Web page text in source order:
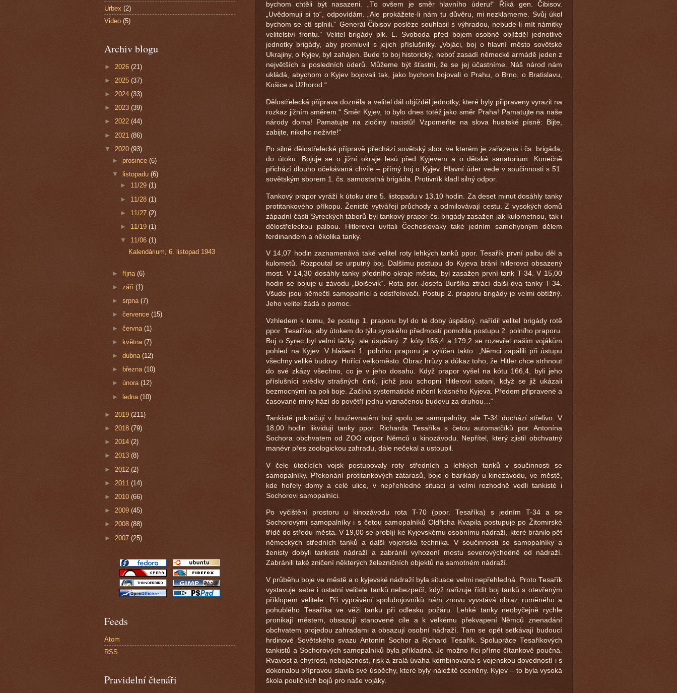
bychom chtěli být nasazeni. „To ovšem je směr hlavního úderu!“ Říká gen. Čibisov.
„Uvědomuji si to“, odpovídám. „Ale prokážete-li nám tu důvěru, mi nezklameme. Svůj úkol
bychom se ctí splnili.“ Generál Čibisov posléze souhlasil s výhradou, nebude-li mít námitky
velitelství frontu.“ Velitel brigády plk. L. Svoboda před bojem osobně objížděl jednotlivé
jednotky brigády, aby promluvil s jejich příslušníky. „Vojáci, boj o hlavní město sovětské
Ukrajiny, o Kyjev, byl zahájen. Bude to boj historický, neboť zasadí německé armádě jeden z
největších a posledních úderů. Můžeme být šťastni, že se jej účastníme. Náš národ nám
ukládá, abychom o Kyjev bojovali tak, jako bychom bojovali o Prahu, o Brno, o Bratislavu,
Košice a Užhorod.“
Dělostřelecká příprava dozněla a velitel dál objížděl jednotky, které byly připraveny vyrazit na
rozkaz jižním směrem.“ Směr Kyjev, to bylo dnes totéž jako směr Praha! Pamatujte na naše
národy doma! Pamatujte na zločiny nacistů! Vzpomeňte na slova husitské písně: Bijte,
zabijte, nikoho neživte!“
Po silné dělostřelecké přípravě přechází sovětský sbor, ve kterém je zařazena i čs. brigáda,
do útoku. Bojuje se o jižní okraje lesů před Kyjevem a o dětské sanatorium. Konečně
přichází dlouho očekávaná chvíle – přímý boj o Kyjev. Hlavní úder vede v součinnosti s 51.
sovětským sborem 1. čs. samostatná brigáda. Protivník kladl silný odpor.
Tankový prapor vyráží k útoku dne 5. listopadu v 13,10 hodin. Za deset minut dosáhly tanky
protitankového příkopu. Ženisté vytvářejí průchody a odmilovávají cestu. Z vysokých domů
západní části Syreckých táborů byl tankový prapor čs. brigády zasažen jak kulometnou, tak i
dělostřeleckou palbou. Hitlerovci uvítali Čechoslováky také jedním samohybným dělem
ferdinandem a několika tanky.
V 14,07 hodin zaznamenává také velitel roty lehkých tanků ppor. Tesařík první palbu děl a
kulometů. Rozpoutal se urputný boj. Dalšímu postupu do Kyjeva brání hitlerovci obsazený
most. V 14,30 dosáhly tanky předního okraje města, byl zasažen první tank T-34. V 15,00
hodin se bojuje u závodu „Bolševik“. Rota por. Josefa Buršíka ztrácí další dva tanky T-34.
Všude jsou němečtí samopalníci a odstřelovači. Postup 2. praporu brigády je velmi obtížný.
Jeho velitel žádá o pomoc.
Vzhledem k tomu, že postup 1. praporu byl do té doby úspěšný, nařídil velitel brigády rotě
ppor. Tesaříka, aby útokem do týlu syrského předmostí pomohla postupu 2. polního praporu.
Boj o Syrec byl velmi těžký, ale úspěšný. Z kóty 166,4 a 179,2 se rozevřel našim vojákům
pohled na Kyjev. V hlášení 1. polního praporu je vylíčen takto: „Němci zapálili při ústupu
všechny veliké budovy. Hořící velkoměsto. Obraz hrůzy a důkaz toho, že Hitler chce strhnout
do své zkázy všechno, co je v jeho dosahu. Když prapor vyšel na kótu 166,4, byli jeho
příslušníci svědky strašných činů, jichž jsou schopni Hitlerovi satani, když se již ukázali
bezmocnými na poli boje. Začíná systematické ničení krásného Kyjeva. Předem připravené a
časované miny hází do povětří jednu vyznačenou budovu za druhou…“
Tankisté pokračují v houževnatém boji spolu se samopalníky, ale T-34 dochází střelivo. V
18,00 hodin likvidují tanky ppor. Richarda Tesaříka s četou automatčíků por. Antonína
Sochora obchvatem od ZOO odpor Němců u kinozávodu. Nepřítel, který zjistil obchvatný
manévr přes zoologickou zahradu, dále nečekal a ustoupil.
V čele útočících vojsk postupovaly roty středních a lehkých tanků v součinnosti se
samopalníky. Překonání protitankových zátarasů, boje o barikády u kinozávodu, ve městě,
kde hořely domy a celé ulice, v nepřehledné situaci si velmi rozhodně vedli tankisté i
Sochorovi samopalníci.
Po vyčištění prostoru u kinozávodu rota T-70 (ppor. Tesaříka) s jedním T-34 a se
Sochorovými samopalníky i s četou samopalníků Oldřicha Kvapila postupuje po Žitomirské
třídě do středu města. V 19,00 se probíjí ke Kyjevskému osobnímu nádraží, které bránilo pět
německých středních tanků a další vojenská technika. V součinnosti se samopalníky a
ženisty dobyli tankisté nádraží a zabránili vyhození mostu severovýchodně od nádraží.
Zabránili také zničení některých železničních objektů na samotném nádraží.
V průběhu boje ve městě a o kyjevské nádraží byla situace velmi nepřehledná. Proto Tesařík
vystavuje sebe i ostatní velitele tanků nebezpečí, když nařizuje řídit boj tanků s otevřeným
příklopem velitele. Při vyprávění spolubojovníků nám znovu vyvstává obraz ruměného a
pohublého Tesaříka ve věži tanku při odlesku požáru. Lehké tanky neobyčejně rychle
pronikají městem, obsazují stanovené cíle a k velkému překvapení Němců znenadání
obchvatem projedou zahradami a obsazují osobní nádraží. Tam se opět setkávají budoucí
hrdinové Sovětského svazu Antonín Sochor a Richard Tesařík. Spolupráce Tesaříkových
tankistů a Sochorových samopalníků byla příkladná. Je možno říci přímo čítankově poučná.
Rvavost a chytrost, nebojácnost, risk a zralá úvaha kombinovaná s vojenskou dovedností i s
dokonalou přípravou slavila své úspěchy, které byly náležitě oceněny. Kyjev – to byla vysoká
škola pouličních bojů pro naše vojáky.
Urbex (2)
Video (5)
Archiv blogu
► 2026 (21)
► 2025 (37)
► 2024 (33)
► 2023 (39)
► 2022 (44)
► 2021 (86)
▼ 2020 (93)
► prosince(6)
▼
listopadu(6)
► 11/29 (1)
► 11/28 (1)
► 11/27 (2)
► 11/19 (1)
▼ 11/06 (1)
Kalendárium, 6. listopad 1943
►října(6)
►září(1)
►srpna(7)
►července(15)
►června(1)
►
května(7)
►dubna(12)
►
března(10)
►února(12)
► ledna(10)
► 2019 (211)
► 2018 (79)
► 2014 (2)
► 2013 (8)
► 2012 (2)
► 2011 (14)
► 2010 (66)
► 2009 (45)
► 2008 (88)
► 2007 (25)
Feeds
Atom
RSS
Pravidelní čtenáři